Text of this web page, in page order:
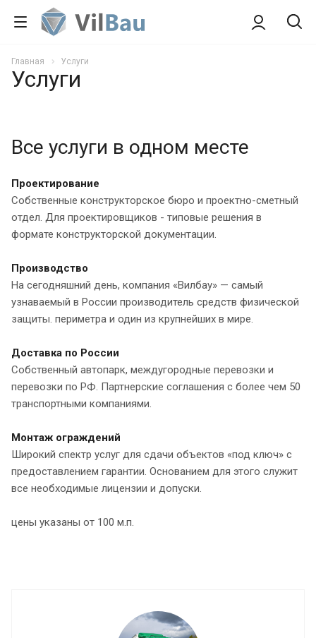
Главная Услуги
Услуги
Все услуги в одном месте
Проектирование
Собственные конструкторское бюро и проектно-сметный
отдел. Для проектировщиков - типовые решения в
формате конструкторской документации.
Производство
На сегодняшний день, компания «Вилбау» — самый
узнаваемый в России производитель средств физической
защиты. периметра и один из крупнейших в мире.
Доставка по России
Собственный автопарк, междугородные перевозки и
перевозки по РФ. Партнерские соглашения с более чем 50
транспортными компаниями.
Монтаж ограждений
Широкий спектр услуг для сдачи объектов «под ключ» с
предоставлением гарантии. Основанием для этого служит
все необходимые лицензии и допуски.
цены указаны от 100 м.п.